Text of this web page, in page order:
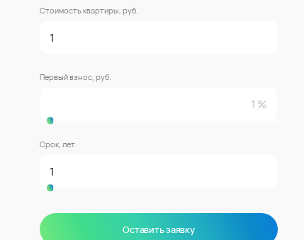
Стоимость квартиры, руб.
Первый взнос, руб.
Срок, лет
Оставить заявку